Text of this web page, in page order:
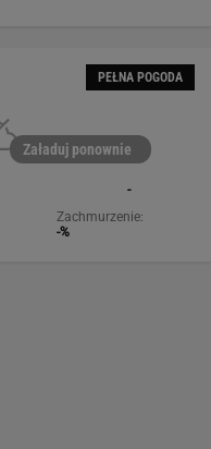
PEŁNA POGODA
Załaduj ponownie
-
Zachmurzenie:
-%